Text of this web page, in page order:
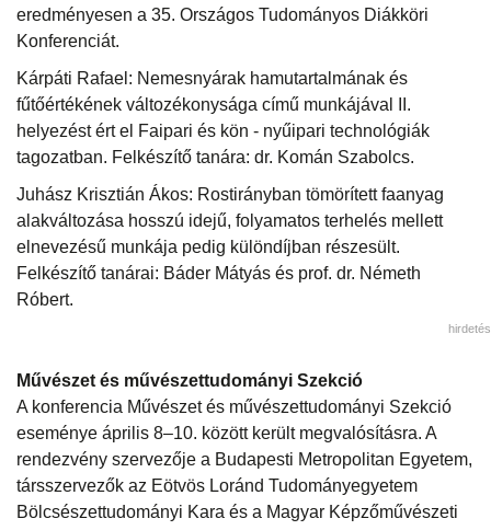
eredményesen a 35. Országos Tudományos Diákköri
Konferenciát.
Kárpáti Rafael: Nemesnyárak hamutartalmának és
fűtőértékének változékonysága című munkájával II.
helyezést ért el Faipari és kön - nyűipari technológiák
tagozatban. Felkészítő tanára: dr. Komán Szabolcs.
Juhász Krisztián Ákos: Rostirányban tömörített faanyag
alakváltozása hosszú idejű, folyamatos terhelés mellett
elnevezésű munkája pedig különdíjban részesült.
Felkészítő tanárai: Báder Mátyás és prof. dr. Németh
Róbert.
hirdetés
Művészet és művészettudományi Szekció
A konferencia Művészet és művészettudományi Szekció
eseménye április 8–10. között került megvalósításra. A
rendezvény szervezője a Budapesti Metropolitan Egyetem,
társszervezők az Eötvös Loránd Tudományegyetem
Bölcsészettudományi Kara és a Magyar Képzőművészeti